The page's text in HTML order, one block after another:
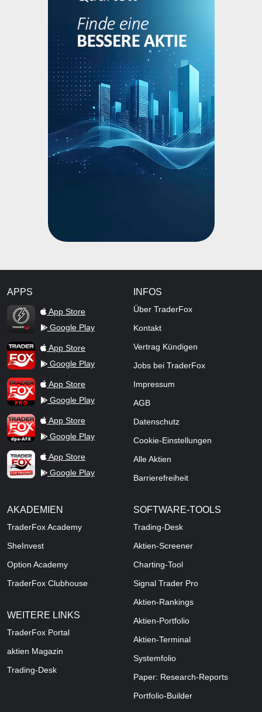
APPS
TraderFox Flash
App Store
Google Play
TraderFox AppApp Store
Google Play
TraderFox ProApp Store
Google Play
TraderFox dpa-AFX ProFeed
App Store
Google Play
TraderFox Live Trading
App Store
Google Play
INFOS
Über TraderFox
Kontakt
Vertrag Kündigen
Jobs bei TraderFox
Impressum
AGB
Datenschutz
Cookie-Einstellungen
Alle Aktien
Barrierefreiheit
AKADEMIEN
TraderFox Academy
SheInvest
Option Academy
TraderFox Clubhouse
WEITERE LINKS
TraderFox Portal
aktien Magazin
Trading-Desk
SOFTWARE-TOOLS
Trading-Desk
Aktien-Screener
Charting-Tool
Signal Trader Pro
Aktien-Rankings
Aktien-Portfolio
Aktien-Terminal
Systemfolio
Paper: Research-Reports
Portfolio-Builder